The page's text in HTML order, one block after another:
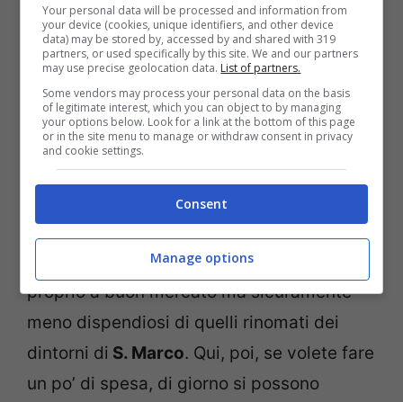
rendendo sicuramente più magica e
misteriosa la passeggiata.
Per una cena fuori senza un esborso
notevole, è consigliabile spostarsi dal
centro lungo il molo diS. Marco verso
, alla volta del rione Giardini, in
quanto tra questo e quello delle Colonne si
trovano diversi ristorantini tipici, non
proprio a buon mercato ma sicuramente
meno dispendiosi di quelli rinomati dei
dintorni di S. Marco. Qui, poi, se volete fare
un po’ di spesa, di giorno si possono
Your personal data will be processed and information from
your device (cookies, unique identifiers, and other device
data) may be stored by, accessed by and shared with 319
partners, or used specifically by this site. We and our partners
may use precise geolocation data. List of partners.
Some vendors may process your personal data on the basis
of legitimate interest, which you can object to by managing
your options below. Look for a link at the bottom of this page
or in the site menu to manage or withdraw consent in privacy
and cookie settings.
Consent
Manage options